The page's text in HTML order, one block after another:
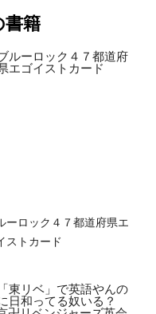
籍
ーロック４７都道府県エ
ストカード